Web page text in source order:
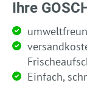
Ihre
Einfach,